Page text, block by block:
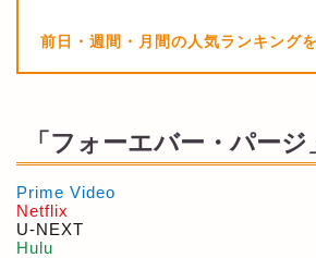
前日・週間・月間の人気ランキング
「フォーエバー・パー
Prime Video
Netflix
U-NEXT
Hulu